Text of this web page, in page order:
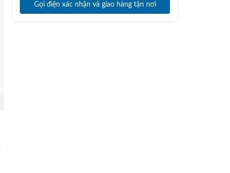
Gọi điện xác nhận và giao hàng tận nơi